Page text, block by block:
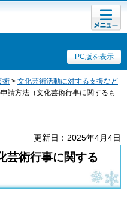
PC版を表示
メニュ
ー
術 > 文化芸術活動に対する支援など
請方法（文化芸術行事に関するも
更新日：2025年4月4日
芸術行事に関する